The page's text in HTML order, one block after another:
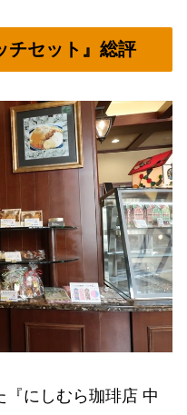
チセット』総評
『にしむら珈琲店 中